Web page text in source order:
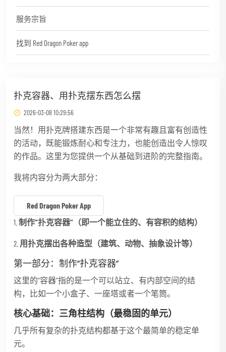
服务宗旨
找到 Red Dragon Poker app
扑克容器、用扑克摆东西怎么摆
2026-03-08 10:29:56
当然！用扑克牌搭建东西是一个非常有趣且富有创造性
的活动，既能锻炼耐心和专注力，也能创造出令人惊叹
的作品。这里为您提供一个从基础到进阶的完整指南。
我将内容分为两大部分：
Red Dragon Poker App
1. 制作“扑克容器”（即一个能立住的、有容积的结构）
2. 用扑克摆出各种造型（建筑、动物、抽象设计等）
第一部分：制作“扑克容器”
这里的“容器”指的是一个可以站立、有内部空间的结
构，比如一个小盒子、一座塔或者一个笔筒。
核心基础：三角柱结构（最稳固的单元）
几乎所有复杂的扑克结构都基于这个最简单的稳定单
元。